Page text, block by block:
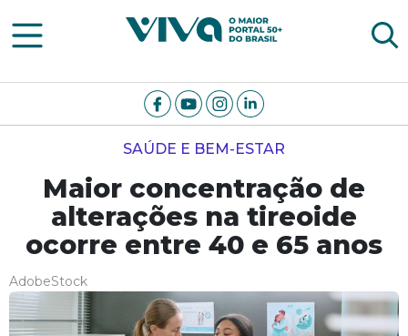
Viva Notícias
SAÚDE E BEM-ESTAR
Maior concentração de
alterações na tireoide
ocorre entre 40 e 65 anos
AdobeStock